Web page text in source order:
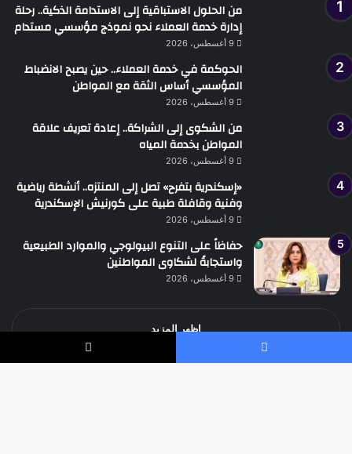
من الحلول الاستباقية إلى الاستدامة الذكية.. رحلة
إدارة خدمة العملاء نحو نموذج مؤسسي مستدام
9 أغسطس، 2026
الحوكمة في خدمة العملاء.. حين يصبح الانضباط
المؤسسي أساس الثقة مع المواطن
9 أغسطس، 2026
من الشكوى إلى الشراكة.. إعادة تعريف علاقة
المواطن بخدمة المياه
9 أغسطس، 2026
«إسكندرية بتفرح» تصل إلى المنتزه.. أنشطة رياضية
وفنية وقافلة طبية على كورنيش الإسكندرية
9 أغسطس، 2026
حفاظاً على التنوع البيولوجي والموارد الطبيعية
واستجابةً لشكاوى المواطنين
9 أغسطس، 2026
اظهر المزيد
فيسبوك ‫X